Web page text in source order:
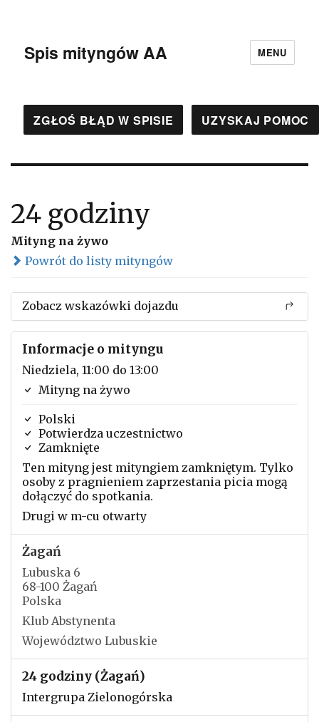
Spis mityngów AA MENU
ZGŁOŚ BŁĄD W SPISIE UZYSKAJ POMOC
24 godziny
Mityng na żywo
Powrót do listy mityngów
Zobacz wskazówki dojazdu
Informacje o mityngu
Niedziela, 11:00 do 13:00
Mityng na żywo
Polski
Potwierdza uczestnictwo
Zamknięte
Ten mityng jest mityngiem zamkniętym. Tylko
osoby z pragnieniem zaprzestania picia mogą
dołączyć do spotkania.
Drugi w m-cu otwarty
Żagań
Lubuska 6
68-100 Żagań
Polska
Klub Abstynenta
Województwo Lubuskie
24 godziny (Żagań)
Intergrupa Zielonogórska